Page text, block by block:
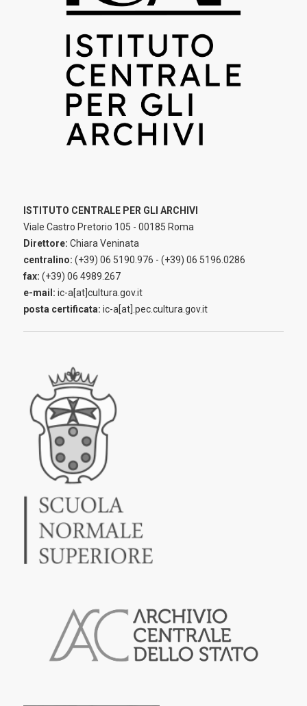
ISTITUTO CENTRALE PER GLI ARCHIVI
Viale Castro Pretorio 105 - 00185 Roma
Direttore: Chiara Veninata
centralino: (+39) 06 5190.976 - (+39) 06 5196.0286
fax: (+39) 06 4989.267
e-mail: ic-a[at]cultura.gov.it
posta certificata: ic-a[at].pec.cultura.gov.it